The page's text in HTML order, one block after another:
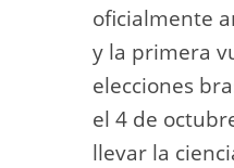
oficialmente
y la primera
elecciones
el 4 de
llevar la